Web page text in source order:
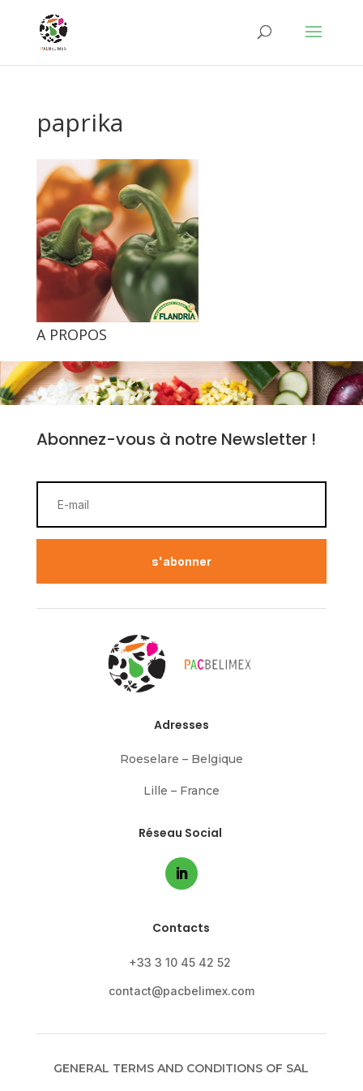
paprika
A PROPOS
Abonnez-vous à notre Newsletter !
s'abonner
Adresses
Roeselare – Belgique
Lille – France
Réseau Social
Contacts
+33 3 10 45 42 52
contact@pacbelimex.com
GENERAL TERMS AND CONDITIONS OF SAL